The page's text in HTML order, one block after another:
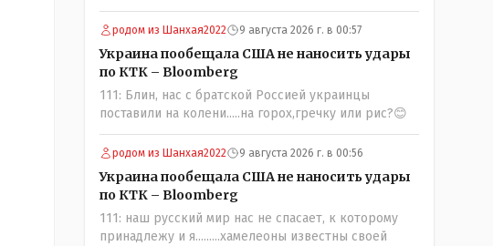
процента от всех вакцинированных может иметь
плохие последствия от прививки. Бумага нужна как
защита от дол.....бов не дружащих с школьными
курсами предметов, в частности биологии и
математики. Vlad Kostanai: Поэтому люди и
отказываются и я в том числе своих не
прививал.Лично я вам и тем другим людям
благодарен. Добровольные действия направленные
на сокращение частотности появления в популяции
соответствующих комбинаций генов заслуживают
благодарности. Мы и без того основательно
загубили нормальный естественный отбор.
родом из Шанхая2022 9 августа 2026 г. в 00:57
Украина пообещала США не наносить удары
по КТК – Bloomberg
111: Блин, нас с братской Россией украинцы
поставили на колени.....на горох,гречку или рис?😊
родом из Шанхая2022 9 августа 2026 г. в 00:56
Украина пообещала США не наносить удары
по КТК – Bloomberg
111: наш русский мир нас не спасает, к которому
принадлежу и я.........хамелеоны известны своей